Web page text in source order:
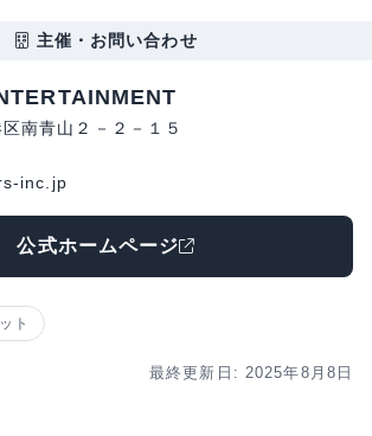
主催・お問い合わせ
南青山２－２－１５
inc.jp
公式ホームページ
ト
最終更新日: 2025年8月8日